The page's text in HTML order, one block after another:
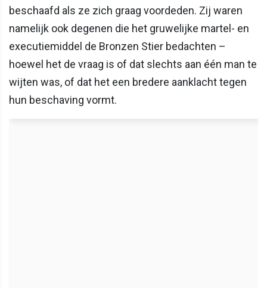
beschaafd als ze zich graag voordeden. Zij waren
namelijk ook degenen die het gruwelijke martel- en
executiemiddel de Bronzen Stier bedachten –
hoewel het de vraag is of dat slechts aan één man te
wijten was, of dat het een bredere aanklacht tegen
hun beschaving vormt.